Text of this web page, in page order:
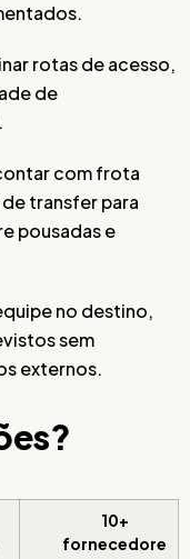
rotas de acesso,
de
com frota
transfer para
pousadas e
no destino,
sem
externos.
10+
fornecedore